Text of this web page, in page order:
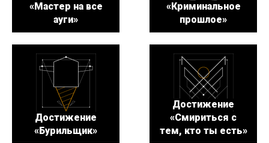
«Мастер на все
ауги»
«Криминальное
прошлое»
Достижение
«Бурильщик»
Достижение
«Смириться с
тем, кто ты есть»